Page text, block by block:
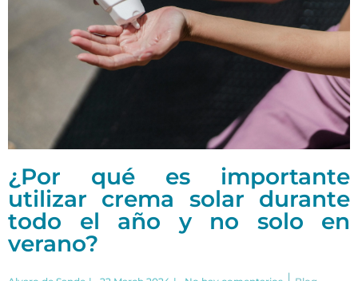
¿Por qué es importante
utilizar crema solar durante
todo el año y no solo en
verano?